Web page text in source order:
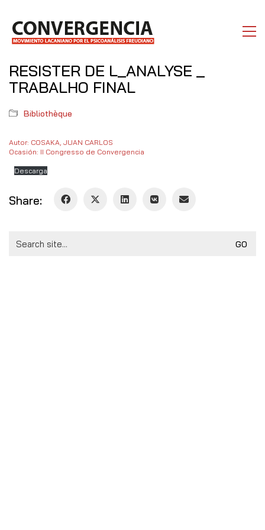
RESISTER DE L_ANALYSE _
TRABALHO FINAL
Bibliothèque
Autor: COSAKA, JUAN CARLOS
Ocasión: II Congresso de Convergencia
Descarga
Share:
for: